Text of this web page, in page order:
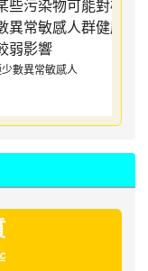
數異常敏感人